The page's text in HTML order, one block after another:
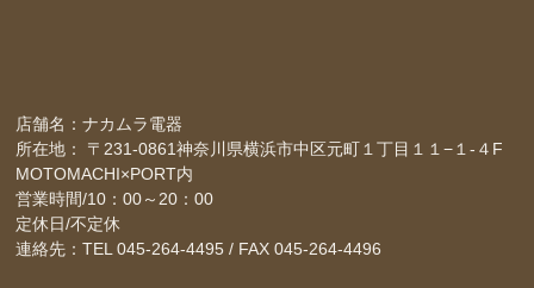
店舗名：ナカムラ電器
所在地： 〒231-0861神奈川県横浜市中区元町１丁目１１−１-４F
MOTOMACHI×PORT内
営業時間/10：00～20：00
定休日/不定休
連絡先：TEL 045-264-4495 / FAX 045-264-4496